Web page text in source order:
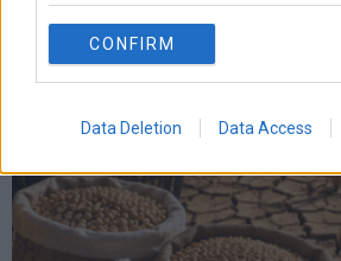
CONFIRM
Data Deletion Data Access